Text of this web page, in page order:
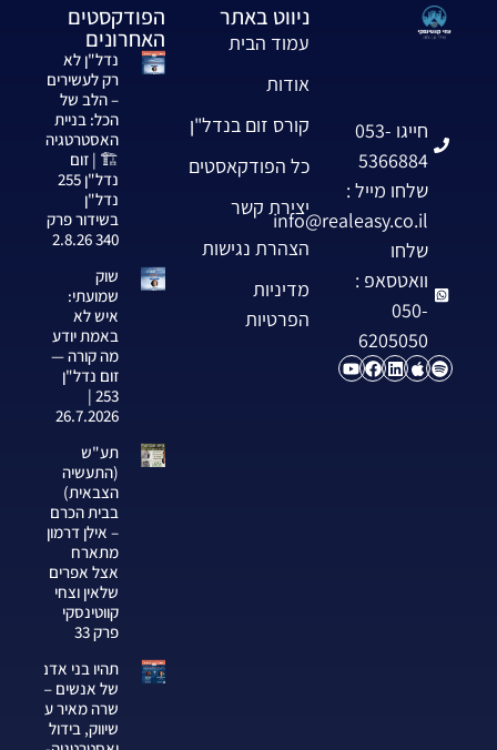
חייגו 053-
5366884
שלחו מייל :
info@realeasy.co.il
שלחו
וואטסאפ :
050-
6205050
ניווט באתר
עמוד הבית
אודות
קורס זום בנדל"ן
כל הפודקאסטים
יצירת קשר
הצהרת נגישות
מדיניות
הפרטיות
הפודקסטים
האחרונים
נדל"ן לא
רק לעשירים
– הלב של
הכל: בניית
האסטרטגיה
🏗️ | זום
נדל"ן 255
נדל"ן
בשידור פרק
340 2.8.26
שוק
שמועתי:
איש לא
באמת יודע
מה קורה —
זום נדל"ן
253 |
26.7.2026
תע"ש
(התעשיה
הצבאית)
בבית הכרם
– אילן דרמון
מתארח
אצל אפרים
שלאין וצחי
קווטינסקי
פרק 33
תהיו בני אדם
של אנשים —
שרה מאיר על
שיווק, בידול